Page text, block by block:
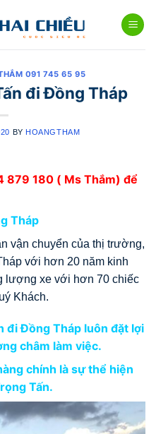
091 745 65 95
đi Đồng Tháp
BY HOANGTHAM
879 180 ( Ms Thắm) để
Tháp
vận chuyển của thị trường,
với hơn 20 năm kinh
lượng xe với hơn 70 chiếc
Khách.
đi Đồng Tháp luôn đặt lợi
châm làm việc.
chính là sự thể hiện
Tấn.